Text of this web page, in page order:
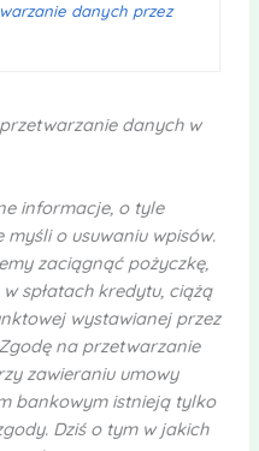
danych przez
danych w
informacje, o tyle
o usuwaniu wpisów.
zaciągnąć pożyczkę,
spłatach kredytu, ciążą
wystawianej przez
na przetwarzanie
zawieraniu umowy
bankowym istnieją tylko
Dziś o tym w jakich